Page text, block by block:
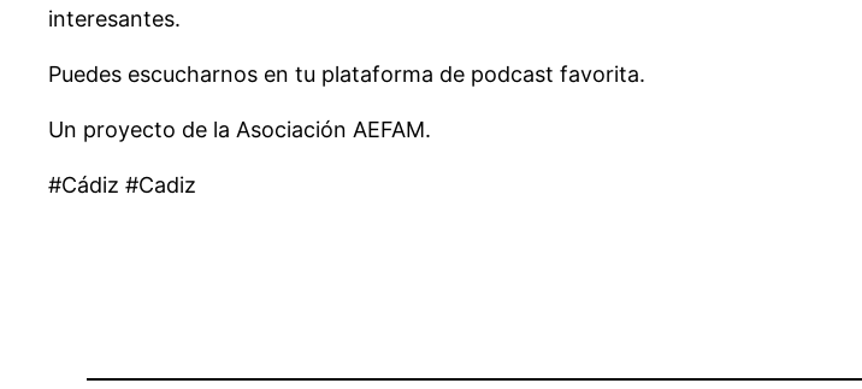
interesantes.
Puedes escucharnos en tu plataforma de podcast favorita.
Un proyecto de la Asociación AEFAM.
#Cádiz #Cadiz